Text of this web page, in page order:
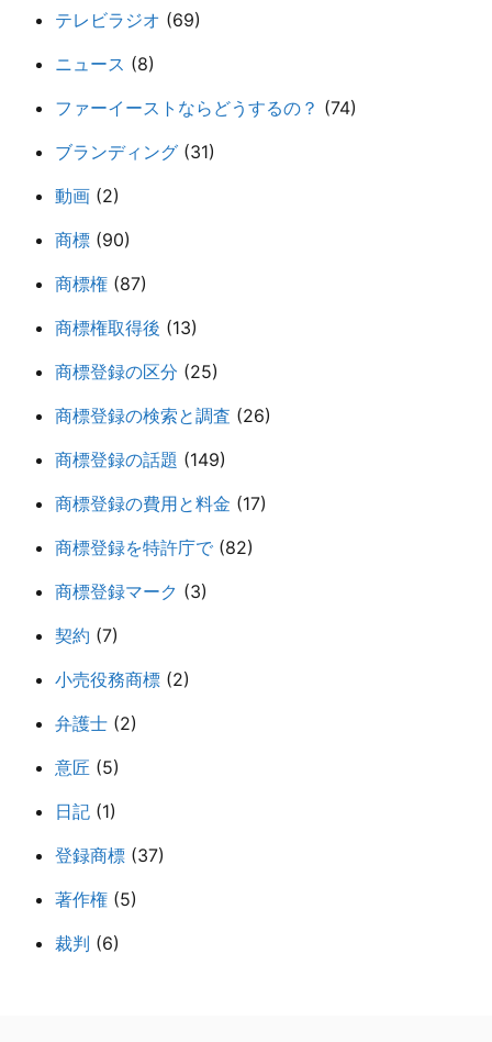
テレビラジオ (69)
ニュース (8)
ファーイーストならどうするの？ (74)
ブランディング (31)
動画 (2)
商標 (90)
商標権 (87)
商標権取得後 (13)
商標登録の区分 (25)
商標登録の検索と調査 (26)
商標登録の話題 (149)
商標登録の費用と料金 (17)
商標登録を特許庁で (82)
商標登録マーク (3)
契約 (7)
小売役務商標 (2)
弁護士 (2)
意匠 (5)
日記 (1)
登録商標 (37)
著作権 (5)
裁判 (6)